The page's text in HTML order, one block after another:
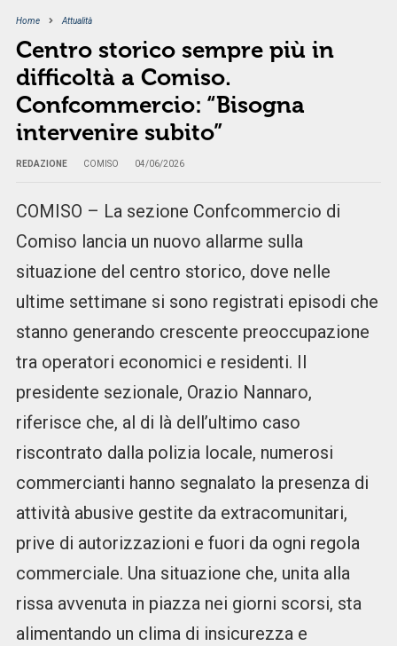
Home Attualità
Centro storico sempre più in
difficoltà a Comiso.
Confcommercio: “Bisogna
intervenire subito”
REDAZIONE COMISO 04/06/2026
COMISO – La sezione Confcommercio di
Comiso lancia un nuovo allarme sulla
situazione del centro storico, dove nelle
ultime settimane si sono registrati episodi che
stanno generando crescente preoccupazione
tra operatori economici e residenti. Il
presidente sezionale, Orazio Nannaro,
riferisce che, al di là dell’ultimo caso
riscontrato dalla polizia locale, numerosi
commercianti hanno segnalato la presenza di
attività abusive gestite da extracomunitari,
prive di autorizzazioni e fuori da ogni regola
commerciale. Una situazione che, unita alla
rissa avvenuta in piazza nei giorni scorsi, sta
alimentando un clima di insicurezza e